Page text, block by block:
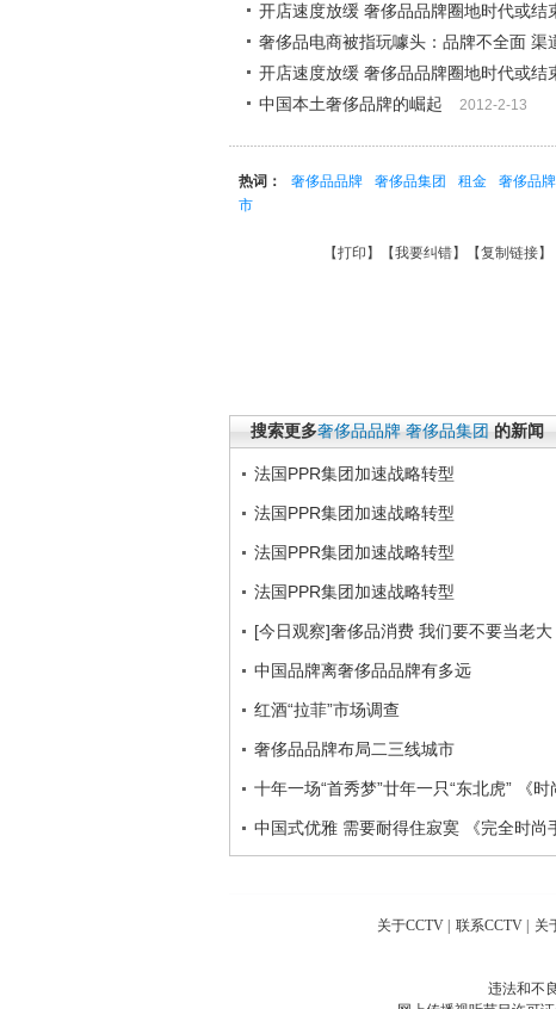
开店速度放缓 奢侈品品牌圈地时代或结
奢侈品电商被指玩噱头：品牌不全面 渠
开店速度放缓 奢侈品品牌圈地时代或结
中国本土奢侈品牌的崛起 2012-2-13
热词： 奢侈品品牌 奢侈品集团 租金 奢侈品牌
市
【打印 】【我要纠错】【复制链接】
搜索更多奢侈品品牌 奢侈品集团 的新闻
法国PPR集团加速战略转型
法国PPR集团加速战略转型
法国PPR集团加速战略转型
法国PPR集团加速战略转型
[今日观察]奢侈品消费 我们要不要当老大
中国品牌离奢侈品品牌有多远
红酒“拉菲”市场调查
奢侈品品牌布局二三线城市
十年一场“首秀梦”廿年一只“东北虎” 《
中国式优雅 需要耐得住寂寞 《完全时
关于CCTV 联系CCTV 关
违法和不